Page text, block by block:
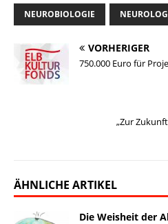
i
l
e
s
k
y
e
b
o
o
k
e
d
I
y
L
i
n
t
o
o
NEUROBIOLOGIE
VORHERIGER
750.000 Euro für
„Zur
ÄHNLICHE ARTIKEL
Die Weisheit der